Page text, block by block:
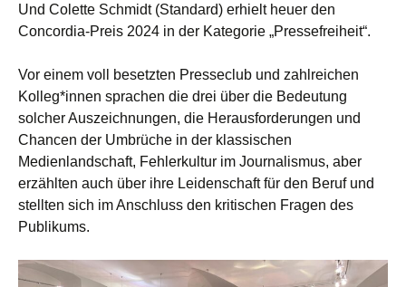
Und Colette Schmidt (Standard) erhielt heuer den
Concordia-Preis 2024 in der Kategorie „Pressefreiheit“.
Vor einem voll besetzten Presseclub und zahlreichen
Kolleg*innen sprachen die drei über die Bedeutung
solcher Auszeichnungen, die Herausforderungen und
Chancen der Umbrüche in der klassischen
Medienlandschaft, Fehlerkultur im Journalismus, aber
erzählten auch über ihre Leidenschaft für den Beruf und
stellten sich im Anschluss den kritischen Fragen des
Publikums.